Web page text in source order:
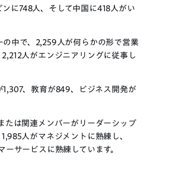
ンに748人、そして中国に418人がい
の中で、2,259人が何らかの形で営業
2,212人がエンジニアリングに従事し
1,307、教育が849、ビジネス開発が
たは関連メンバーがリーダーシップ
人がマネジメントに熟練し、
ーサービスに熟練しています。